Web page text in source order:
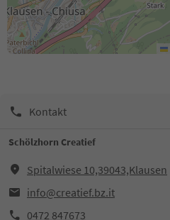
Kontakt
Schölzhorn Creatief
Spitalwiese 10,39043,Klausen
info@creatief.bz.it
0472 847673